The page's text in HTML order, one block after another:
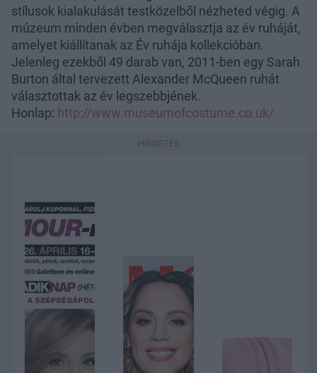
stílusok kialakulását testközelből nézheted végig. A
múzeum minden évben megválasztja az év ruháját,
amelyet kiállítanak az Év ruhája kollekcióban.
Jelenleg ezekből 49 darab van, 2011-ben egy Sarah
Burton által tervezett Alexander McQueen ruhát
választottak az év legszebbjének.
Honlap: http://www.museumofcostume.co.uk/